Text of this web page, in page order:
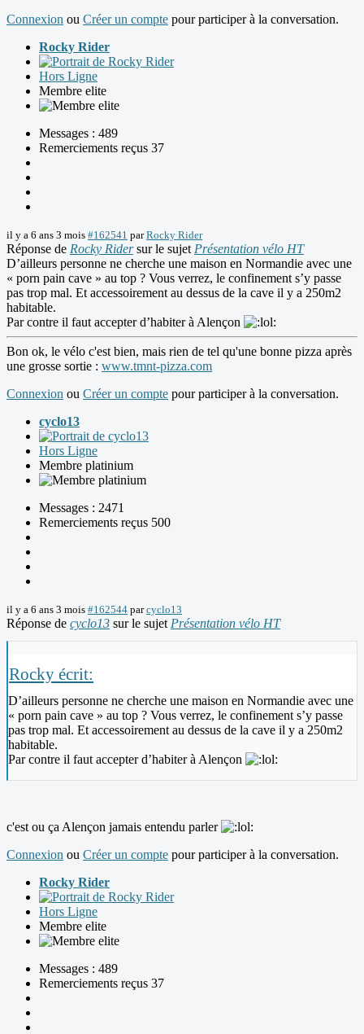
Connexion ou Créer un compte pour participer à la conversation.
Rocky Rider
Hors Ligne
Membre elite
Messages : 489
Remerciements reçus 37
il y a 6 ans 3 mois #162541 parRocky Rider
Réponse de Rocky Ridersur le sujet Présentation vélo HT
D’ailleurs personne ne cherche une maison en Normandie avec une
« porn pain cave » au top ? Vous verrez, le confinement s’y passe
pas trop mal. Et accessoirement au dessus de la cave il y a 250m2
habitable.
Par contre il faut accepter d’habiter à Alençon
Bon ok, le vélo c'est bien, mais rien de tel qu'une bonne pizza après
une grosse sortie : www.tmnt-pizza.com
Connexion ou Créer un compte pour participer à la conversation.
cyclo13
Hors Ligne
Membre platinium
Messages : 2471
Remerciements reçus 500
il y a 6 ans 3 mois #162544 parcyclo13
Réponse de cyclo13 sur le sujet Présentation vélo HT
Rocky écrit:
D’ailleurs personne ne cherche une maison en Normandie avec une
« porn pain cave » au top ? Vous verrez, le confinement s’y passe
pas trop mal. Et accessoirement au dessus de la cave il y a 250m2
habitable.
Par contre il faut accepter d’habiter à Alençon
c'est ou ça Alençon jamais entendu parler
Connexion ou Créer un compte pour participer à la conversation.
Rocky Rider
Hors Ligne
Membre elite
Messages : 489
Remerciements reçus 37